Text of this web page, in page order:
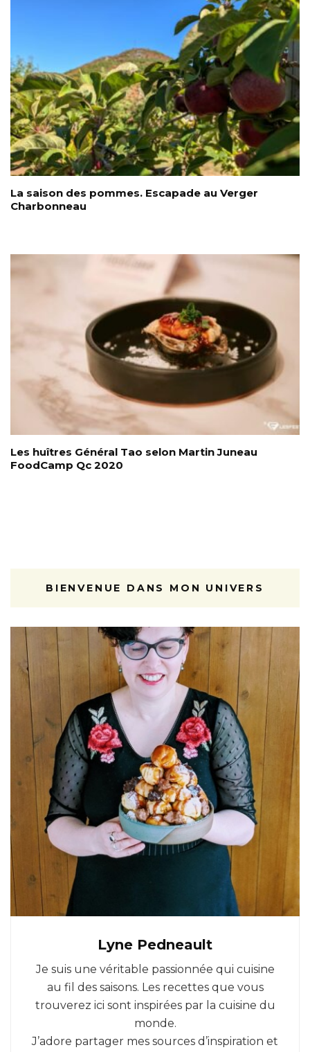
La saison des pommes. Escapade au Verger
Charbonneau
Les huîtres Général Tao selon Martin Juneau
FoodCamp Qc 2020
BIENVENUE DANS MON UNIVERS
Lyne Pedneault
Je suis une véritable passionnée qui cuisine
au fil des saisons. Les recettes que vous
trouverez ici sont inspirées par la cuisine du
monde.
J’adore partager mes sources d’inspiration et